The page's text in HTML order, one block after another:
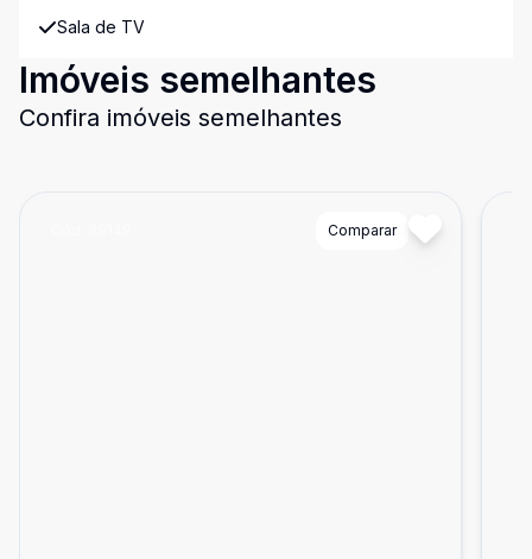
Sala de TV
Imóveis semelhantes
Confira imóveis semelhantes
Comparar